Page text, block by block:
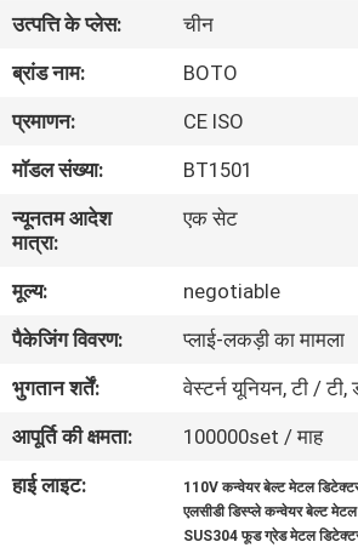
हमारे
बारे
में
कारखाना
भ्रमण
गुणवत्ता
नियंत्रण
संपर्क
करें
उत्पत्ति के प्लेस:
चीन
ब्रांड नाम:
BOTO
प्रमाणन:
CE ISO
मॉडल संख्या:
BT1501
न्यूनतम आदेश
मात्रा:
एक सेट
मूल्य:
negotiable
पैकेजिंग विवरण:
प्लाई-लकड़ी का मामला
भुगतान शर्तें:
वेस्टर्न यूनियन, टी / टी,
आपूर्ति की क्षमता:
100000set / माह
हाई लाइट:
110V कन्वेयर बेल्ट मेटल
एलसीडी डिस्प्ले कन्वेयर बेल्ट
SUS304 फूड ग्रेड मेटल